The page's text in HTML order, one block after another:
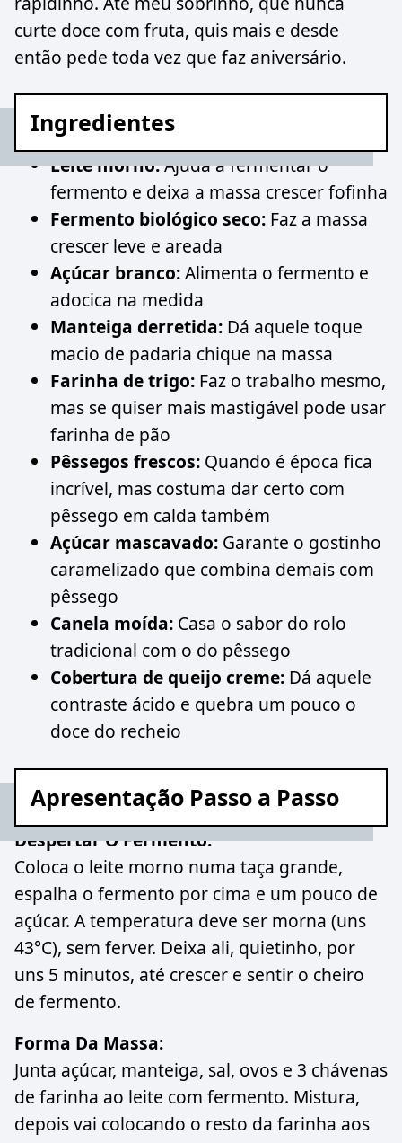
curte doce com fruta, quis mais e desde
então pede toda vez que faz aniversário.
Ingredientes
Leite morno:Ajuda a fermentar o
fermento e deixa a massa crescer fofinha
Fermento biológico seco: Faz a massa
crescer leve e areada
Açúcar branco:Alimenta o fermento e
adocica na medida
Manteiga derretida: Dá aquele toque
macio de padaria chique na massa
Farinha de trigo: Faz o trabalho mesmo,
mas se quiser mais mastigável pode usar
farinha de pão
Pêssegos frescos: Quando é época fica
incrível, mas costuma dar certo com
pêssego em calda também
Açúcar mascavado: Garante o gostinho
caramelizado que combina demais com
pêssego
Canela moída: Casa o sabor do rolo
tradicional com o do pêssego
Cobertura de queijo creme: Dá aquele
contraste ácido e quebra um pouco o
doce do recheio
Apresentação Passo a Passo
Despertar O Fermento:
Coloca o leite morno numa taça grande,
espalha o fermento por cima e um pouco de
açúcar. A temperatura deve ser morna (uns
43°C), sem ferver. Deixa ali, quietinho, por
uns 5 minutos, até crescer e sentir o cheiro
de fermento.
Forma Da Massa:
Junta açúcar, manteiga, sal, ovos e 3 chávenas
de farinha ao leite com fermento. Mistura,
depois vai colocando o resto da farinha aos